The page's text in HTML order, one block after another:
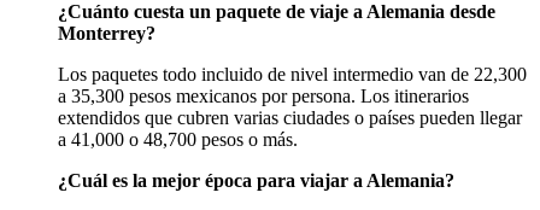
¿Cuánto cuesta un paquete de viaje a Alemania desde
Monterrey?
Los paquetes todo incluido de nivel intermedio van de 22,300
a 35,300 pesos mexicanos por persona. Los itinerarios
extendidos que cubren varias ciudades o países pueden llegar
a 41,000 o 48,700 pesos o más.
¿Cuál es la mejor época para viajar a Alemania?